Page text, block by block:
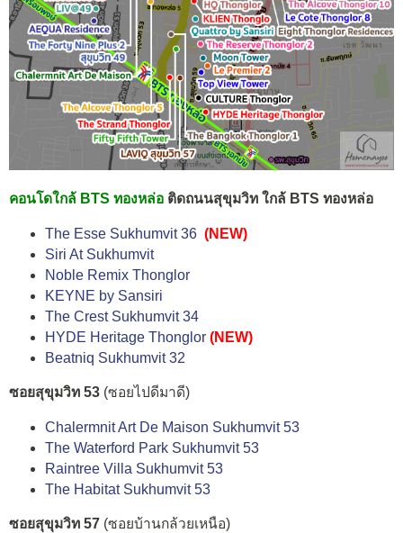
คอนโดใกล้ BTS ทองหล่อ ติดถนนสุขุมวิท ใกล้ BTS ทองหล่อ
The Esse Sukhumvit 36 (NEW)
Siri At Sukhumvit
Noble Remix Thonglor
KEYNE by Sansiri
The Crest Sukhumvit 34
HYDE Heritage Thonglor (NEW)
Beatniq Sukhumvit 32
ซอยสุขุมวิท 53 (ซอยไปดีมาดี)
Chalermnit Art De Maison Sukhumvit 53
The Waterford Park Sukhumvit 53
Raintree Villa Sukhumvit 53
The Habitat Sukhumvit 53
ซอยสุขุมวิท 57 (ซอยบ้านกล้วยเหนือ)